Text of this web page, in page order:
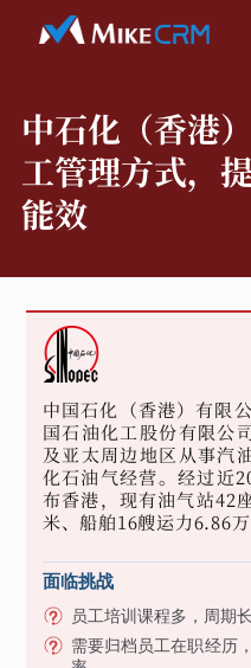
中石化（香港）
工管理方式，
能效
中国石化（香港）有限
国石油化工股份有限公
及亚太周边地区从事汽
化石油气经营。经过近
布香港，现有油气站42
米、船舶16艘运力6.86万
面临挑战
员工培训课程多，周期
需要归档员工在职经历